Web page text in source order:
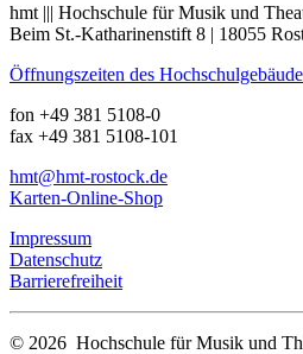
hmt ||| Hochschule für Musik und
Beim St.-Katharinenstift 8 | 18055
Öffnungszeiten des
fon +49 381 5108-0
fax +49 381 5108-101
hmt@hmt-rostock.de
Karten-Online-Shop
Impressum
Datenschutz
Barrierefreiheit
© 2026 Hochschule für Musik und